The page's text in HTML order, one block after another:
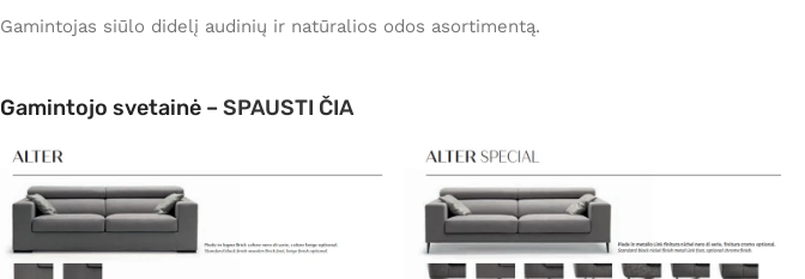
Gamintojas siūlo didelį audinių ir natūralios odos asortimentą.
Gamintojo svetainė –SPAUSTI ČIA